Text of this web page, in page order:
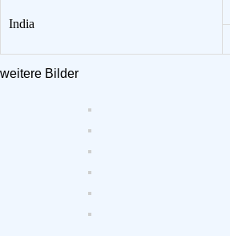
India
weitere Bilder